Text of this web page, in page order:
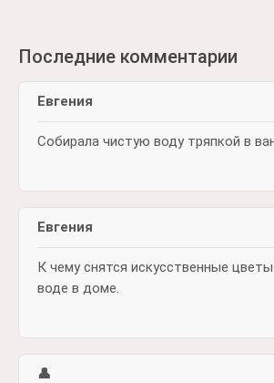
Последние комментарии
Евгения
Собирала чистую воду тряпкой в
Евгения
К чему снятся искусственные
воде в доме.
👤